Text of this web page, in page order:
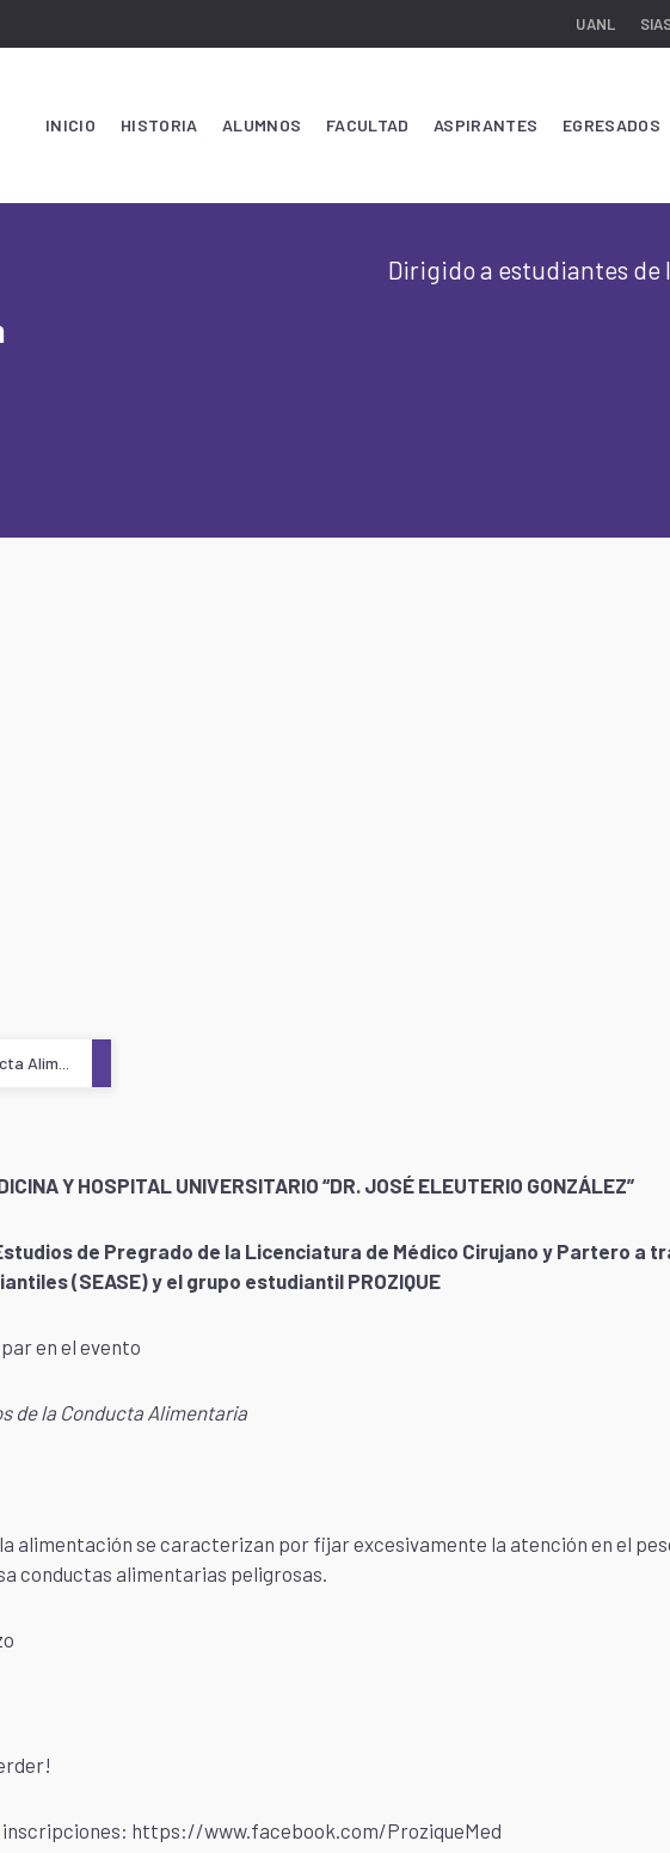
UANL
INICIO HISTORIA ALUMNOS FACULTAD ASPIRANTES EGRESADOS
Dirigido a estudiantes de
Alim...
Y HOSPITAL UNIVERSITARIO “DR. JOSÉ ELEUTERIO GONZÁLEZ”
de Pregrado de la Licenciatura de Médico Cirujano y Partero a
(SEASE) y el grupo estudiantil PROZIQUE
en el evento
de la Conducta Alimentaria
alimentación se caracterizan por fijar excesivamente la atención en el
conductas alimentarias peligrosas.
https://www.facebook.com/ProziqueMed